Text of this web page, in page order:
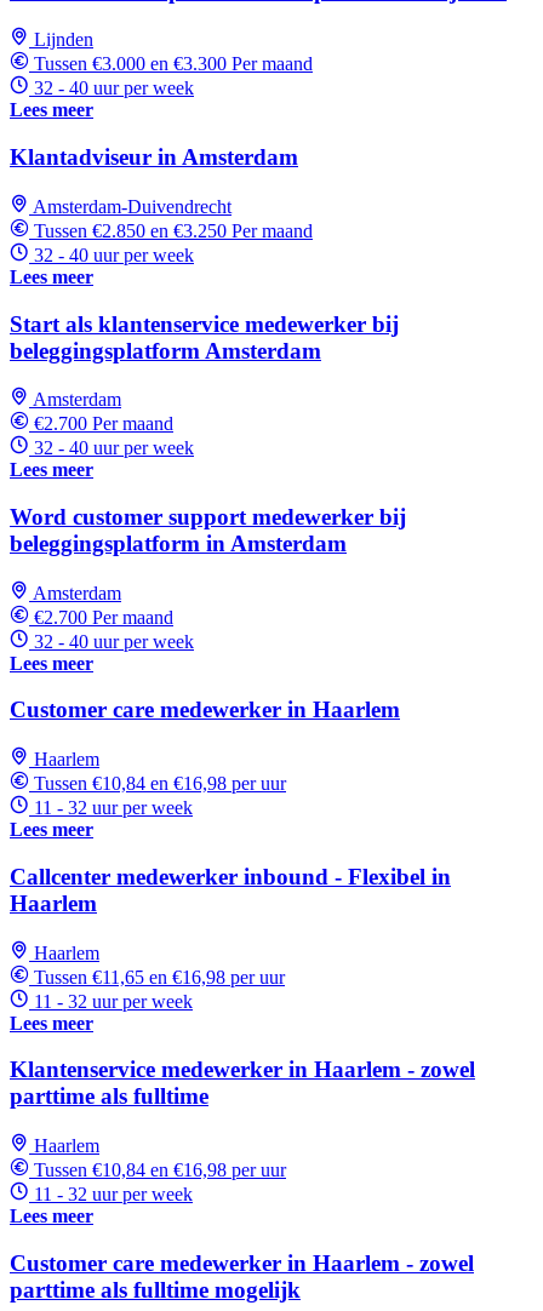
Lijnden
Tussen €3.000 en €3.300 Per maand
32 - 40 uur per week
Lees meer
Klantadviseur in Amsterdam
Amsterdam-Duivendrecht
Tussen €2.850 en €3.250 Per maand
32 - 40 uur per week
Lees meer
Start als klantenservice medewerker bij
beleggingsplatform Amsterdam
Amsterdam
€2.700 Per maand
32 - 40 uur per week
Lees meer
Word customer support medewerker bij
beleggingsplatform in Amsterdam
Amsterdam
€2.700 Per maand
32 - 40 uur per week
Lees meer
Customer care medewerker in Haarlem
Haarlem
Tussen €10,84 en €16,98 per uur
11 - 32 uur per week
Lees meer
Callcenter medewerker inbound - Flexibel in
Haarlem
Haarlem
Tussen €11,65 en €16,98 per uur
11 - 32 uur per week
Lees meer
Klantenservice medewerker in Haarlem - zowel
parttime als fulltime
Haarlem
Tussen €10,84 en €16,98 per uur
11 - 32 uur per week
Lees meer
Customer care medewerker in Haarlem - zowel
parttime als fulltime mogelijk